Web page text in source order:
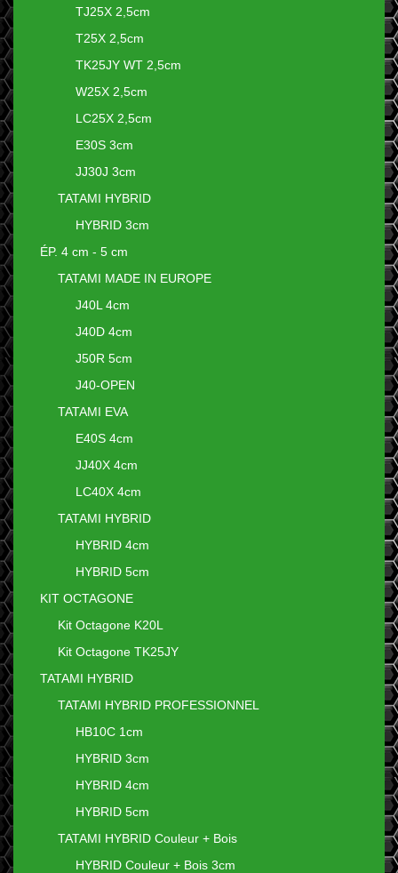
TJ25X 2,5cm
T25X 2,5cm
TK25JY WT 2,5cm
W25X 2,5cm
LC25X 2,5cm
E30S 3cm
JJ30J 3cm
TATAMI HYBRID
HYBRID 3cm
ÉP. 4 cm - 5 cm
TATAMI MADE IN EUROPE
J40L 4cm
J40D 4cm
J50R 5cm
J40-OPEN
TATAMI EVA
E40S 4cm
JJ40X 4cm
LC40X 4cm
TATAMI HYBRID
HYBRID 4cm
HYBRID 5cm
KIT OCTAGONE
Kit Octagone K20L
Kit Octagone TK25JY
TATAMI HYBRID
TATAMI HYBRID PROFESSIONNEL
HB10C 1cm
HYBRID 3cm
HYBRID 4cm
HYBRID 5cm
TATAMI HYBRID Couleur + Bois
HYBRID Couleur + Bois 3cm